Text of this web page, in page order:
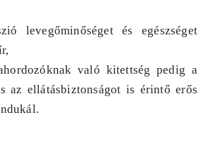
levegőminőséget és egészséget
való kitettség pedig a
az ellátásbiztonságot is érintő erős